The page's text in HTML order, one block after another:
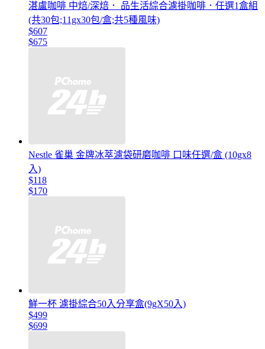
湛盧咖啡 中焙/深焙． 品生活綜合濾掛咖啡．任選1盒組
(共30包;11gx30包/盒;共5種風味)
$607
$675
Nestle 雀巢 金牌冰萃濾袋研磨咖啡 口味任選/盒 (10gx8
入)
$118
$170
鮮一杯 濾掛綜合50入分享盒(9gX50入)
$499
$699